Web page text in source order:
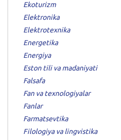
Ekoturizm
Elektronika
Elektrotexnika
Energetika
Energiya
Eston tili va madaniyati
Falsafa
Fan va texnologiyalar
Fanlar
Farmatsevtika
Filologiya va lingvistika